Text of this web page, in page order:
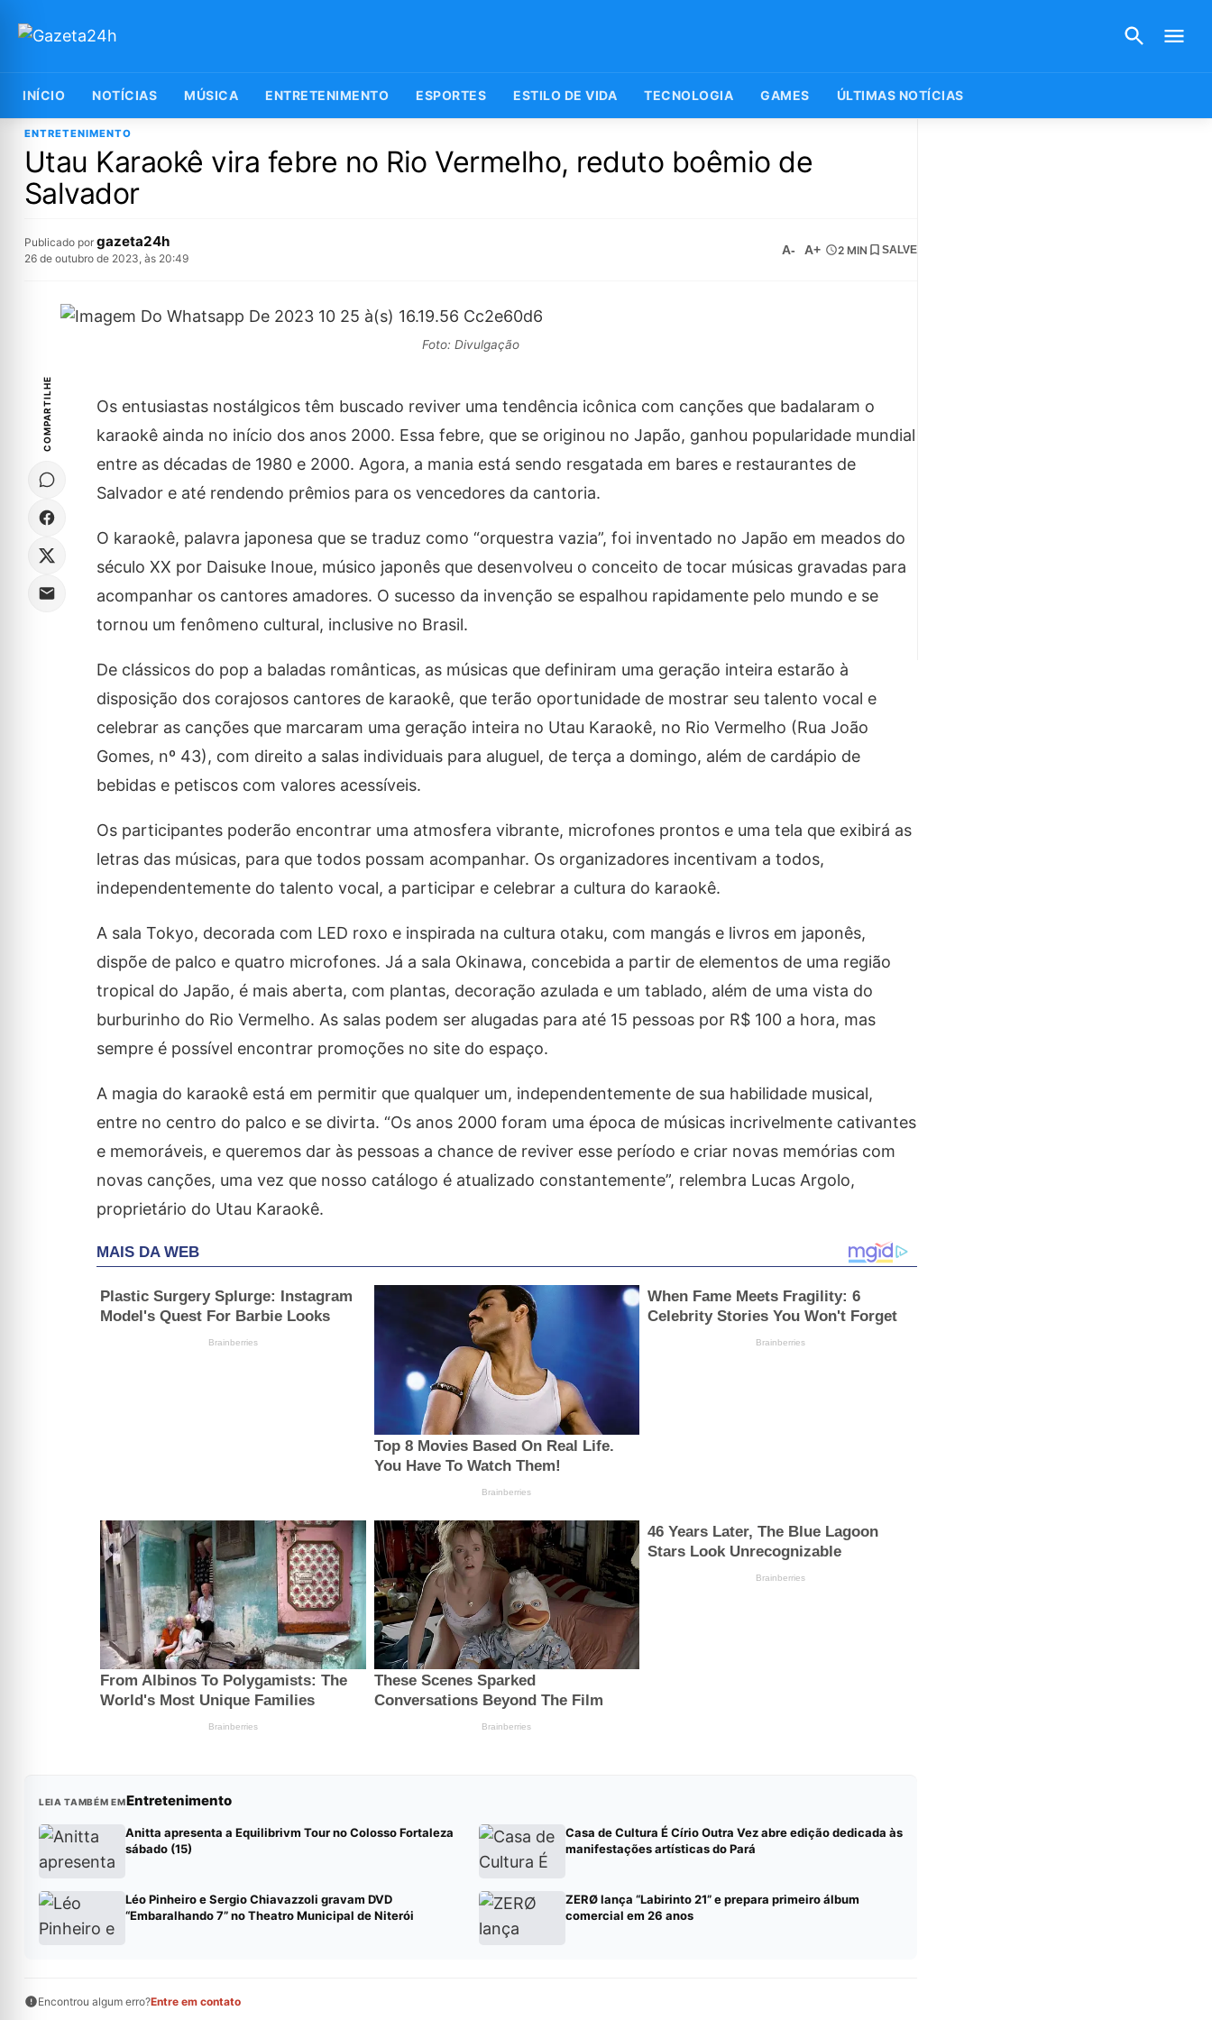
INÍCIO NOTÍCIAS MÚSICA ENTRETENIMENTO ESPORTES ESTILO DE VIDA TECNOLOGIA GAMES ÚLTIMAS NOTÍCIAS
ENTRETENIMENTO
Utau Karaokê vira febre no Rio Vermelho, reduto boêmio de
Salvador
Publicado por gazeta24h
26 de outubro de 2023, às 20:49
A- A+ 2 MIN SALVE
Foto: Divulgação
COMPARTILHE
Os entusiastas nostálgicos têm buscado reviver uma tendência icônica com canções que badalaram o
karaokê ainda no início dos anos 2000. Essa febre, que se originou no Japão, ganhou popularidade mundial
entre as décadas de 1980 e 2000. Agora, a mania está sendo resgatada em bares e restaurantes de
Salvador e até rendendo prêmios para os vencedores da cantoria.
O karaokê, palavra japonesa que se traduz como “orquestra vazia”, foi inventado no Japão em meados do
século XX por Daisuke Inoue, músico japonês que desenvolveu o conceito de tocar músicas gravadas para
acompanhar os cantores amadores. O sucesso da invenção se espalhou rapidamente pelo mundo e se
tornou um fenômeno cultural, inclusive no Brasil.
De clássicos do pop a baladas românticas, as músicas que definiram uma geração inteira estarão à
disposição dos corajosos cantores de karaokê, que terão oportunidade de mostrar seu talento vocal e
celebrar as canções que marcaram uma geração inteira no Utau Karaokê, no Rio Vermelho (Rua João
Gomes, nº 43), com direito a salas individuais para aluguel, de terça a domingo, além de cardápio de
bebidas e petiscos com valores acessíveis.
Os participantes poderão encontrar uma atmosfera vibrante, microfones prontos e uma tela que exibirá as
letras das músicas, para que todos possam acompanhar. Os organizadores incentivam a todos,
independentemente do talento vocal, a participar e celebrar a cultura do karaokê.
A sala Tokyo, decorada com LED roxo e inspirada na cultura otaku, com mangás e livros em japonês,
dispõe de palco e quatro microfones. Já a sala Okinawa, concebida a partir de elementos de uma região
tropical do Japão, é mais aberta, com plantas, decoração azulada e um tablado, além de uma vista do
burburinho do Rio Vermelho. As salas podem ser alugadas para até 15 pessoas por R$ 100 a hora, mas
sempre é possível encontrar promoções no site do espaço.
A magia do karaokê está em permitir que qualquer um, independentemente de sua habilidade musical,
entre no centro do palco e se divirta. “Os anos 2000 foram uma época de músicas incrivelmente cativantes
e memoráveis, e queremos dar às pessoas a chance de reviver esse período e criar novas memórias com
novas canções, uma vez que nosso catálogo é atualizado constantemente”, relembra Lucas Argolo,
proprietário do Utau Karaokê.
LEIA TAMBÉM EMEntretenimento
Anitta apresenta a Equilibrivm Tour no Colosso Fortaleza
sábado (15)
Casa de Cultura É Círio Outra Vez abre edição dedicada às
manifestações artísticas do Pará
Léo Pinheiro e Sergio Chiavazzoli gravam DVD
“Embaralhando 7” no Theatro Municipal de Niterói
ZERØ lança “Labirinto 21” e prepara primeiro álbum
comercial em 26 anos
Encontrou algum erro?Entre em contato